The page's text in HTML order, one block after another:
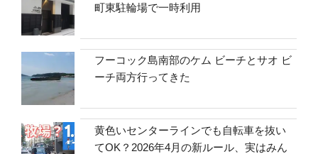
町東駐輪場で一時利用
フーコック島南部のケム ビーチとサオ ビ
ーチ両方行ってきた
黄色いセンターラインでも自転車を抜い
てOK？2026年4月の新ルール、実はみん